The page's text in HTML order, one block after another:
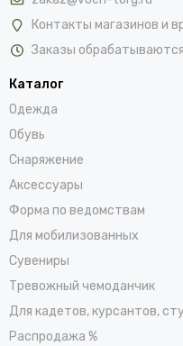
Контакты магазинов и
Заказы
Каталог
Одежда
Обувь
Снаряжение
Аксессуары
Форма по ведомствам
Для мобилизованных
Сувениры
Тревожный чемоданчик
Для кадетов, курсантов,
Распродажа %